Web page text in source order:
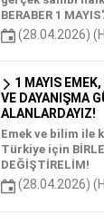
BERABER 1
(28.04.2026)
1 MAYIS
VE DAYANIŞMA
ALANLARDAYIZ!
Emek ve bilim ile
Türkiye için
DEĞİŞTİRELİM!
(28.04.2026)